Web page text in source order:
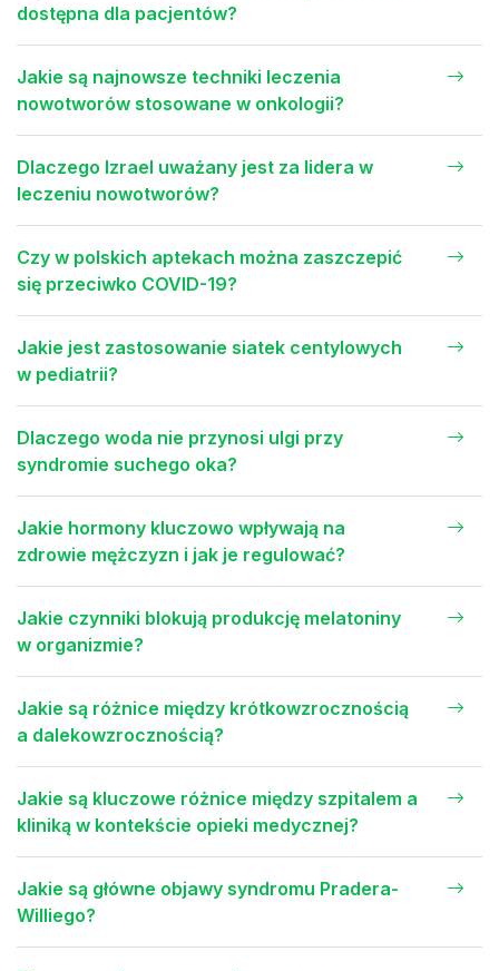
dostępna dla pacjentów?
Jakie są najnowsze techniki leczenia
nowotworów stosowane w onkologii?
Dlaczego Izrael uważany jest za lidera w
leczeniu nowotworów?
Czy w polskich aptekach można zaszczepić
się przeciwko COVID-19?
Jakie jest zastosowanie siatek centylowych
w pediatrii?
Dlaczego woda nie przynosi ulgi przy
syndromie suchego oka?
Jakie hormony kluczowo wpływają na
zdrowie mężczyzn i jak je regulować?
Jakie czynniki blokują produkcję melatoniny
w organizmie?
Jakie są różnice między krótkowzrocznością
a dalekowzrocznością?
Jakie są kluczowe różnice między szpitalem a
kliniką w kontekście opieki medycznej?
Jakie są główne objawy syndromu Pradera-
Williego?